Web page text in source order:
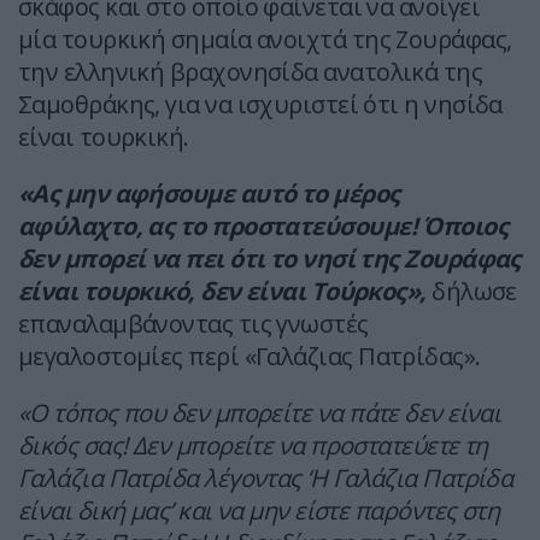
σκάφος και στο οποίο φαίνεται να ανοίγει
μία τουρκική σημαία ανοιχτά της Ζουράφας,
την ελληνική βραχονησίδα ανατολικά της
Σαμοθράκης, για να ισχυριστεί ότι η νησίδα
είναι τουρκική.
«Ας μην αφήσουμε αυτό το μέρος
αφύλαχτο, ας το προστατεύσουμε! Όποιος
δεν μπορεί να πει ότι το νησί της Ζουράφας
είναι τουρκικό, δεν είναι Τούρκος», δήλωσε
επαναλαμβάνοντας τις γνωστές
μεγαλοστομίες περί «Γαλάζιας Πατρίδας».
«Ο τόπος που δεν μπορείτε να πάτε δεν είναι
δικός σας! Δεν μπορείτε να προστατεύετε τη
Γαλάζια Πατρίδα λέγοντας ‘Η Γαλάζια Πατρίδα
είναι δική μας’ και να μην είστε παρόντες στη